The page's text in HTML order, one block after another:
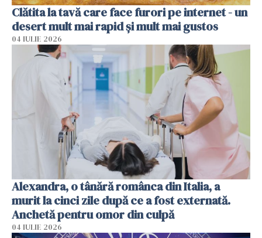
Clătita la tavă care face furori pe internet - un
desert mult mai rapid și mult mai gustos
04 IULIE 2026
Alexandra, o tânără românca din Italia, a
murit la cinci zile după ce a fost externată.
Anchetă pentru omor din culpă
04 IULIE 2026